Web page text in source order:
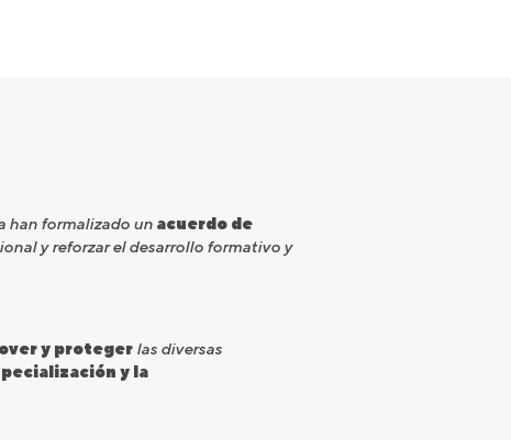
han formalizado un acuerdo de
y reforzar el desarrollo formativo y
y proteger las diversas
y la